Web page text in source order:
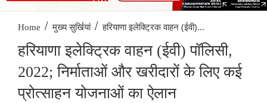
Home / मुख्य सुर्खियां / हरियाणा इलेक्ट्रिक वाहन (ईवी)...
हरियाणा इलेक्ट्रिक वाहन (ईवी) पॉलिसी,
2022; निर्माताओं और खरीदारों के लिए कई
प्रोत्साहन योजनाओं का ऐलान